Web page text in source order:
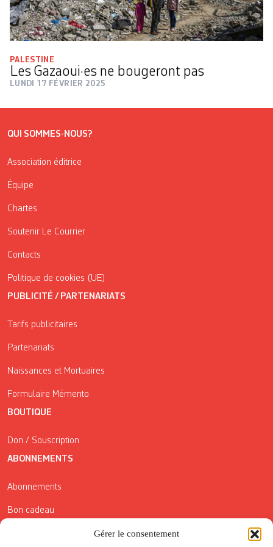
Gérer le consentement
PALESTINE
Les Gazaoui·es ne bougeront pas
LUNDI 17 FÉVRIER 2025
QUI SOMMES-NOUS?
Association éditrice
Équipe
Chartes
Soutenir Le Courrier
Contacts
Politique de cookies (UE)
PUBLICITÉ / PARTENARIATS
Tarifs publicitaires
Partenariats
Naissances et Mortuaires
Formulaire Mémento
BOUTIQUE
Don / Souscription
ABONNEMENTS
Abonnements
Bon cadeau
Conditions générales de vente